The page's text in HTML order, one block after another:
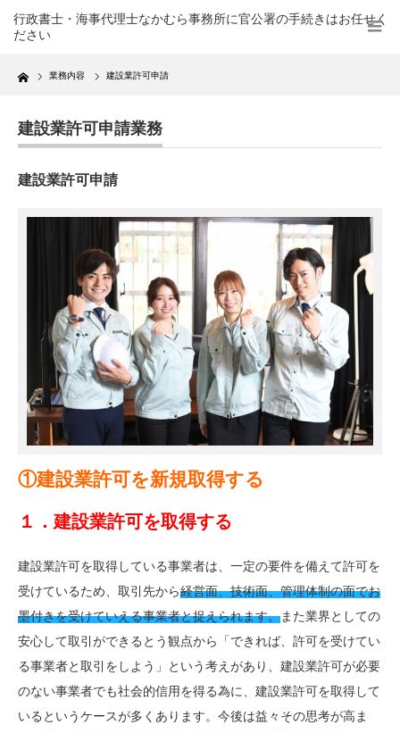
行政書士・海事代理士なかむら事務所に官公署の手続きはお任せく
ださい
Home 業務内容 建設業許可申請
建設業許可申請業務
建設業許可申請
①建設業許可を新規取得する
１．建設業許可を取得する
建設業許可を取得している事業者は、一定の要件を備えて許可を
受けているため、取引先から経営面、技術面、管理体制の面でお
墨付きを受けていえる事業者と捉えられます。また業界としての
安心して取引ができるとう観点から「できれば、許可を受けてい
る事業者と取引をしよう」という考えがあり、建設業許可が必要
のない事業者でも社会的信用を得る為に、建設業許可を取得して
いるというケースが多くあります。今後は益々その思考が高ま